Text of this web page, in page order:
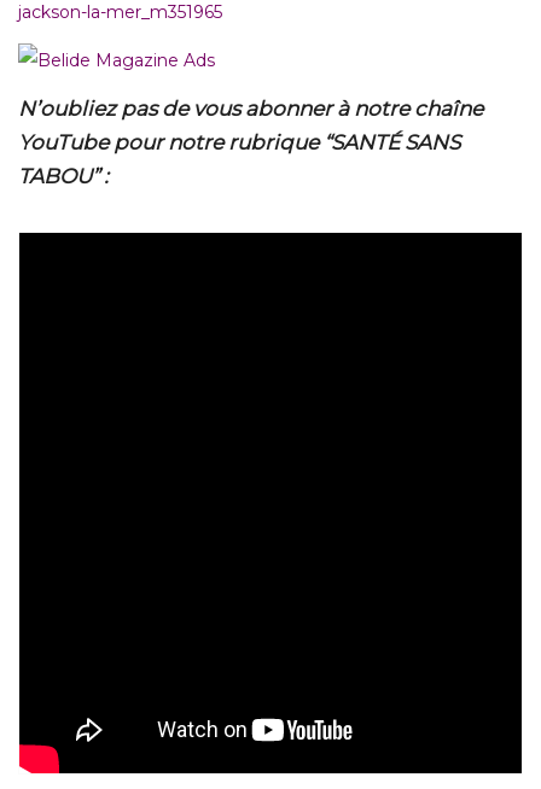
jackson-la-mer_m351965
N’oubliez pas de vous abonner à notre chaîne
YouTube pour notre rubrique “SANTÉ SANS
TABOU” :